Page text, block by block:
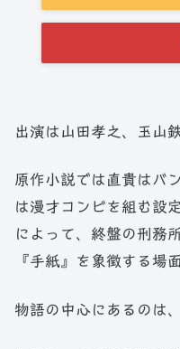
出演は山田孝之、玉山
原作小説では直貴はバ
は漫才コンビを組む設
によって、終盤の刑務
『手紙』を象徴する場
物語の中心にあるのは